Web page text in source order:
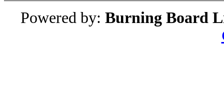
Powered by: Burning Board